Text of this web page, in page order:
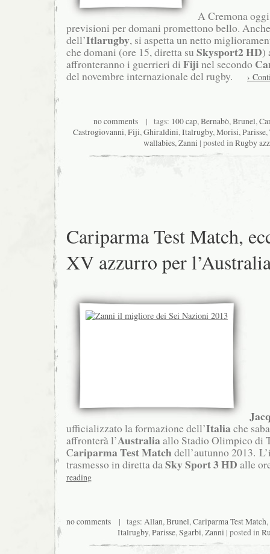
A Cremona
previsioni per domani promettono bello.
dell’Itlarugby, si aspetta un netto
che domani (ore 15, diretta su Skysport2 HD)
affronteranno i guerrieri di Fijinel secondo
del novembre internazionale del rugby. ›
no comments | tags: 100 cap,Bernabò,Brunel,
Castrogiovanni,Fiji,Ghiraldini,Italrugby,Morisi,Parisse,
wallabies,Zanni | posted inRugby
Cariparma Test Match,
XV azzurro per
ufficializzato la formazione dell’Italia che
affronterà l’Australia allo Stadio Olimpico di
Cariparma Test Matchdell’autunno 2013.
trasmesso in diretta da Sky Sport 3 HD alle
reading
no comments | tags: Allan,Brunel,Cariparma Test Match,
Italrugby,Parisse,Sgarbi,Zanni | posted in